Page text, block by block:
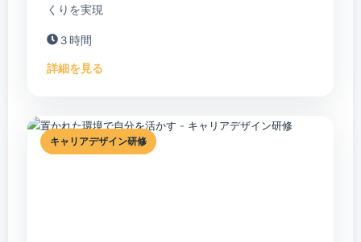
くりを実現
３時間
詳細を見る
キャリアデザイン研修